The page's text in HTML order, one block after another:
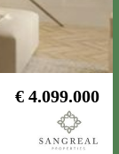
€ 4.099.000